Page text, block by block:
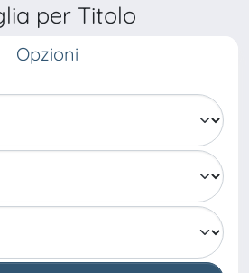
per Titolo
Opzioni